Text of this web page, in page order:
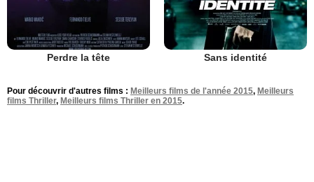
Perdre la tête Sans identité
Pour découvrir d'autres films : Meilleurs films de l'année 2015, Meilleurs
films Thriller, Meilleurs films Thriller en 2015.